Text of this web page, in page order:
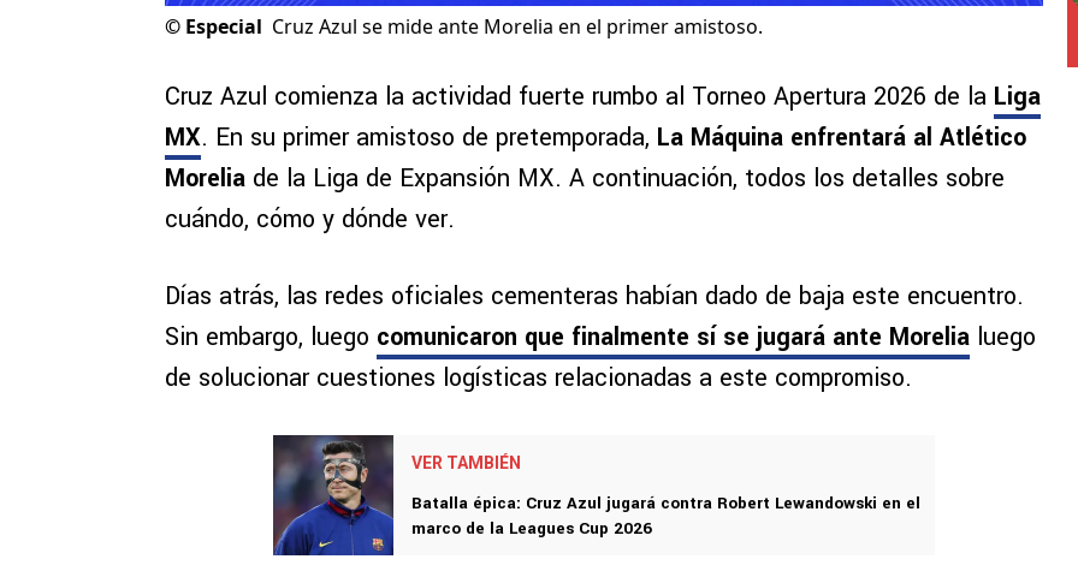
© Especial Cruz Azul se mide ante Morelia en el primer amistoso.
Cruz Azul comienza la actividad fuerte rumbo al Torneo Apertura 2026 de la Liga
MX. En su primer amistoso de pretemporada, La Máquina enfrentará al Atlético
Morelia de la Liga de Expansión MX. A continuación, todos los detalles sobre
cuándo, cómo y dónde ver.
Días atrás, las redes oficiales cementeras habían dado de baja este encuentro.
Sin embargo, luego comunicaron que finalmente sí se jugará ante Morelia luego
de solucionar cuestiones logísticas relacionadas a este compromiso.
VER TAMBIÉN
Batalla épica: Cruz Azul jugará contra Robert Lewandowski en el
marco de la Leagues Cup 2026